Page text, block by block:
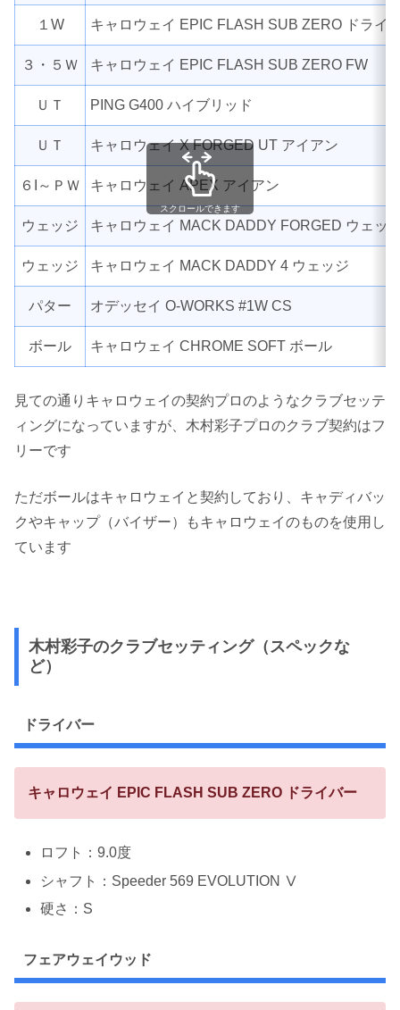
１W キャロウェイ EPIC FLASH SUB ZERO ドライ
３・５Ｗ キャロウェイ EPIC FLASH SUB ZERO FW
ＵＴ PING G400 ハイブリッド
ＵＴ キャロウェイ X FORGED UT アイアン
６I～ＰＷ キャロウェイ APEX アイアン
ウェッジ キャロウェイ MACK DADDY FORGED ウェッ
ウェッジ キャロウェイ MACK DADDY 4 ウェッジ
パター オデッセイ O-WORKS #1W CS
ボール キャロウェイ CHROME SOFT ボール
スクロールできます
見ての通りキャロウェイの契約プロのようなクラブセッテ
ィングになっていますが、木村彩子プロのクラブ契約はフ
リーです
ただボールはキャロウェイと契約しており、キャディバッ
クやキャップ（バイザー）もキャロウェイのものを使用し
ています
木村彩子のクラブセッティング（スペックな
ど）
ドライバー
キャロウェイ EPIC FLASH SUB ZERO ドライバー
ロフト：9.0度
シャフト：Speeder 569 EVOLUTION Ⅴ
硬さ：S
フェアウェイウッド